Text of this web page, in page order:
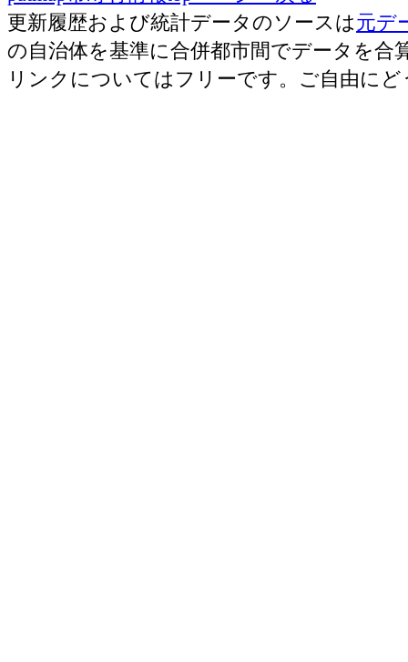
更新履歴および統計データのソースは元デ
の自治体を基準に合併都市間でデータを合
リンクについてはフリーです。ご自由にど